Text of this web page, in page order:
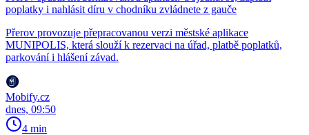
poplatky i nahlásit díru v chodníku zvládnete z gauče
Přerov provozuje přepracovanou verzi městské aplikace
MUNIPOLIS, která slouží k rezervaci na úřad, platbě poplatků,
parkování i hlášení závad.
Mobify.cz
dnes, 09:50
4 min